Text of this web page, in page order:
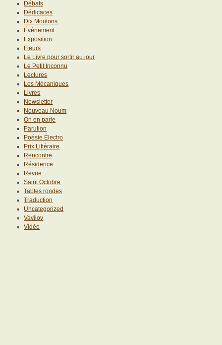
Débats
Dédicaces
Dix Moutons
Événement
Exposition
Fleurs
Le Livre pour sortir au jour
Le Petit Inconnu
Lectures
Les Mécaniques
Livres
Newsletter
Nouveau Noum
On en parle
Parution
Poésie Électro
Prix Littéraire
Rencontre
Résidence
Revue
Saint Octobre
Tables rondes
Traduction
Uncategorized
Vavilov
Vidéo